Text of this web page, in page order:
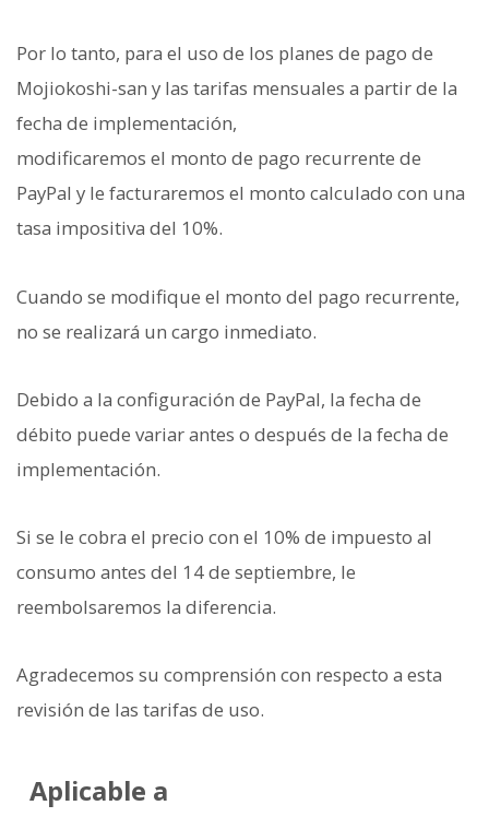
Por lo tanto, para el uso de los planes de pago de
Mojiokoshi-san y las tarifas mensuales a partir de la
fecha de implementación,
modificaremos el monto de pago recurrente de
PayPal y le facturaremos el monto calculado con una
tasa impositiva del 10%.
Cuando se modifique el monto del pago recurrente,
no se realizará un cargo inmediato.
Debido a la configuración de PayPal, la fecha de
débito puede variar antes o después de la fecha de
implementación.
Si se le cobra el precio con el 10% de impuesto al
consumo antes del 14 de septiembre, le
reembolsaremos la diferencia.
Agradecemos su comprensión con respecto a esta
revisión de las tarifas de uso.
Aplicable a